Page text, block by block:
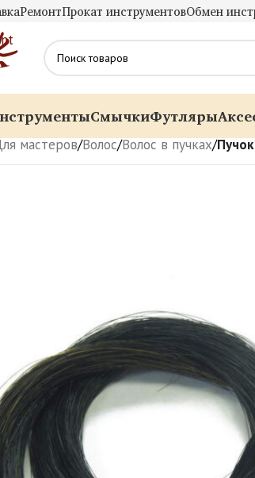
РемонтПрокат инструментовОбмен
СмычкиФутляры
мастеров/Волос/Волос в пучках/